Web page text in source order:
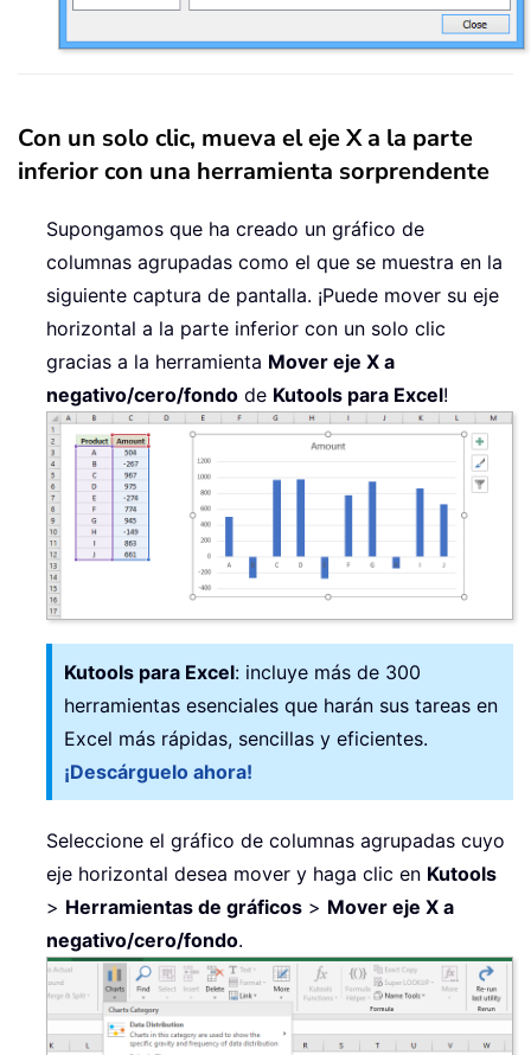
Con un solo clic, mueva el eje X a la parte
inferior con una herramienta sorprendente
Supongamos que ha creado un gráfico de
columnas agrupadas como el que se muestra en la
siguiente captura de pantalla. ¡Puede mover su eje
horizontal a la parte inferior con un solo clic
gracias a la herramienta Mover eje X a
negativo/cero/fondo de Kutools para Excel!
Kutools para Excel: incluye más de 300
herramientas esenciales que harán sus tareas en
Excel más rápidas, sencillas y eficientes.
¡Descárguelo ahora!
Seleccione el gráfico de columnas agrupadas cuyo
eje horizontal desea mover y haga clic en Kutools
> Herramientas de gráficos > Mover eje X a
negativo/cero/fondo.